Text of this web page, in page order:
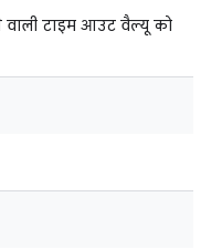
टाइम आउट वैल्यू को